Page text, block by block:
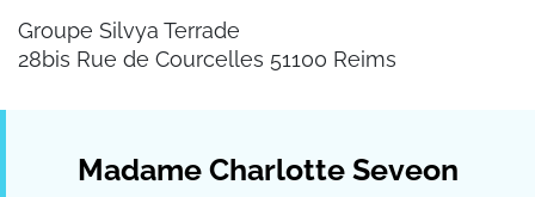
Groupe Silvya Terrade
28bis Rue de Courcelles 51100 Reims
Madame Charlotte Seveon